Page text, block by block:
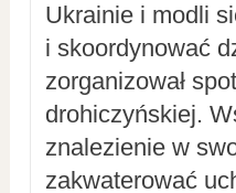
Ukrainie i modli
i skoordynować
zorganizował
drohiczyńskiej.
znalezienie w
zakwaterować